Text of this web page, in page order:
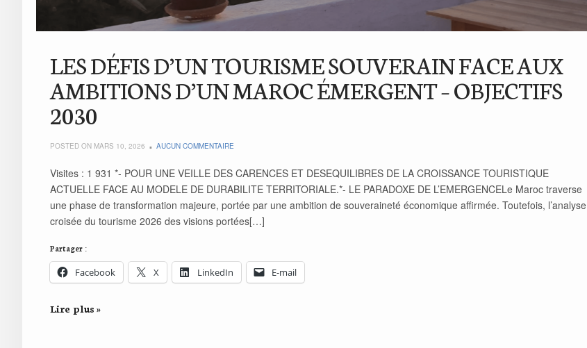
LES DÉFIS D’UN TOURISME SOUVERAIN FACE AUX
AMBITIONS D’UN MAROC ÉMERGENT – OBJECTIFS
2030
POSTED ON MARS 10, 2026 AUCUN COMMENTAIRE
Visites : 1 931 *- POUR UNE VEILLE DES CARENCES ET DESEQUILIBRES DE LA CROISSANCE TOURISTIQUE
ACTUELLE FACE AU MODELE DE DURABILITE TERRITORIALE.*- LE PARADOXE DE L’EMERGENCELe Maroc traverse
une phase de transformation majeure, portée par une ambition de souveraineté économique affirmée. Toutefois, l’analyse
croisée du tourisme 2026 des visions portées[…]
Partager :
Facebook X LinkedIn E-mail
Lire plus »